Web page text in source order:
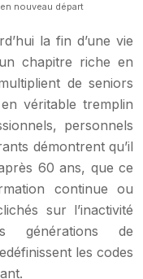
nouveau départ
la fin d’une vie
chapitre riche en
de seniors
véritable tremplin
personnels
démontrent qu’il
60 ans, que ce
continue ou
sur l’inactivité
générations de
les codes